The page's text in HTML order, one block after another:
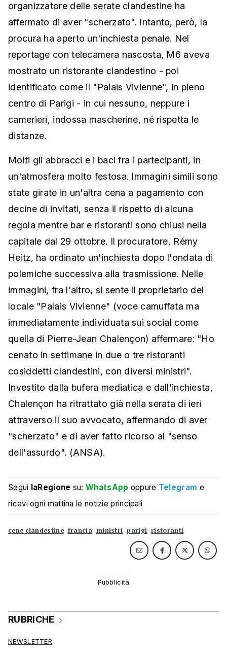
organizzatore delle serate clandestine ha
affermato di aver "scherzato". Intanto, però, la
procura ha aperto un'inchiesta penale. Nel
reportage con telecamera nascosta, M6 aveva
mostrato un ristorante clandestino - poi
identificato come il "Palais Vivienne", in pieno
centro di Parigi - in cui nessuno, neppure i
camerieri, indossa mascherine, né rispetta le
distanze.
Molti gli abbracci e i baci fra i partecipanti, in
un'atmosfera molto festosa. Immagini simili sono
state girate in un'altra cena a pagamento con
decine di invitati, senza il rispetto di alcuna
regola mentre bar e ristoranti sono chiusi nella
capitale dal 29 ottobre. Il procuratore, Rémy
Heitz, ha ordinato un'inchiesta dopo l'ondata di
polemiche successiva alla trasmissione. Nelle
immagini, fra l'altro, si sente il proprietario del
locale "Palais Vivienne" (voce camuffata ma
immediatamente individuata sui social come
quella di Pierre-Jean Chalençon) affermare: "Ho
cenato in settimane in due o tre ristoranti
cosiddetti clandestini, con diversi ministri".
Investito dalla bufera mediatica e dall'inchiesta,
Chalençon ha ritrattato già nella serata di ieri
attraverso il suo avvocato, affermando di aver
"scherzato" e di aver fatto ricorso al "senso
dell'assurdo". (ANSA).
Segui laRegione su:WhatsApp oppure Telegram e
ricevi ogni mattina le notizie principali
cene clandestine francia ministri parigi ristoranti
RUBRICHE
NEWSLETTER